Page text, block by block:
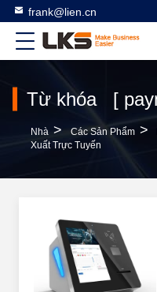
frank@lien.cn
Nhà > Các Sản Phẩm >
Xuất Trực Tuyến